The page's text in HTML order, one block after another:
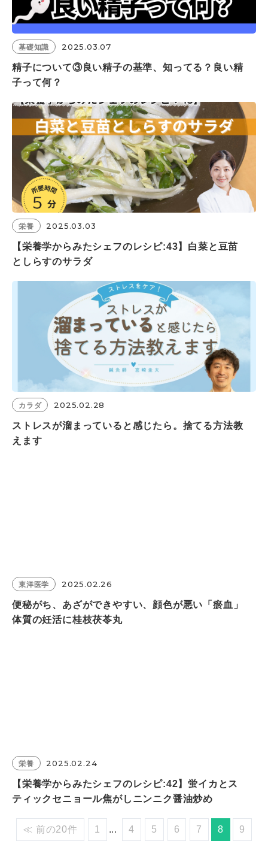
基礎知識 2025.03.07
精子について③良い精子の基準、知ってる？良い精
子って何？
栄養 2025.03.03
【栄養学からみたシェフのレシピ:43】白菜と豆苗
としらすのサラダ
カラダ 2025.02.28
ストレスが溜まっていると感じたら。捨てる方法教
えます
東洋医学 2025.02.26
便秘がち、あざができやすい、顔色が悪い「瘀血」
体質の妊活に桂枝茯苓丸
栄養 2025.02.24
【栄養学からみたシェフのレシピ:42】蛍イカとス
ティックセニョール焦がしニンニク醤油炒め
≪ 前の20件 1 ... 4 5 6 7 8 9